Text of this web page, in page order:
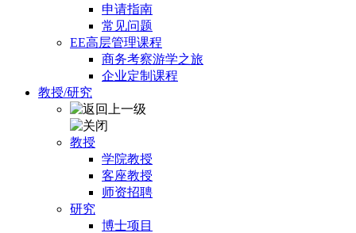
申请指南
常见问题
EE高层管理课程
商务考察游学之旅
企业定制课程
教授/研究
教授
学院教授
客座教授
师资招聘
研究
博士项目